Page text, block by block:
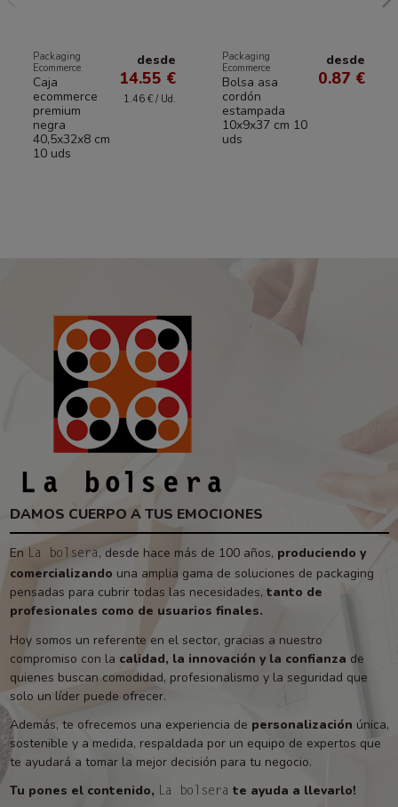
Packaging
Ecommerce
Caja
ecommerce
premium
negra
40,5x32x8 cm
10 uds
desde
14.55 €
1.46 € / Ud.
Packaging
Ecommerce
Bolsa asa
cordón
estampada
10x9x37 cm 10
uds
desde
0.87 €
DAMOS CUERPO A TUS EMOCIONES
En La bolsera , desde hace más de 100 años, produciendo y
comercializando una amplia gama de soluciones de packaging
pensadas para cubrir todas las necesidades, tanto de
profesionales como de usuarios finales.
Hoy somos un referente en el sector, gracias a nuestro
compromiso con la calidad, la innovación y la confianza de
quienes buscan comodidad, profesionalismo y la seguridad que
solo un líder puede ofrecer.
Además, te ofrecemos una experiencia de personalización única,
sostenible y a medida, respaldada por un equipo de expertos que
te ayudará a tomar la mejor decisión para tu negocio.
Tu pones el contenido, La bolsera te ayuda a llevarlo!